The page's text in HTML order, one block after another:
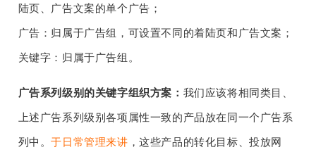
陆页、广告文案的单个广告；
广告：归属于广告组，可设置不同的着陆页和广告文案；
关键字：归属于广告组。
广告系列级别的关键字组织方案： 我们应该将相同类目、
上述广告系列级别各项属性一致的产品放在同一个广告系
列中。于日常管理来讲 ，这些产品的转化目标、投放网